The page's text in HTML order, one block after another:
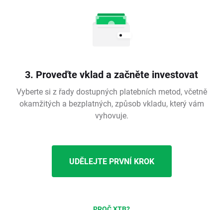
3. Proveďte vklad a začněte investovat
Vyberte si z řady dostupných platebních metod, včetně
okamžitých a bezplatných, způsob vkladu, který vám
vyhovuje.
UDĚLEJTE PRVNÍ KROK